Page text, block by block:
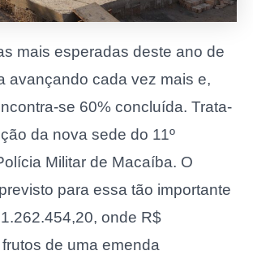
mais esperadas deste ano de
avançando cada vez mais e,
se 60% concluída. Trata-
da nova sede do 11º
Militar de Macaíba. O
para essa tão importante
onde R$
de uma emenda